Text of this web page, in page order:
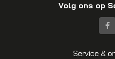
Volg ons op
Service &